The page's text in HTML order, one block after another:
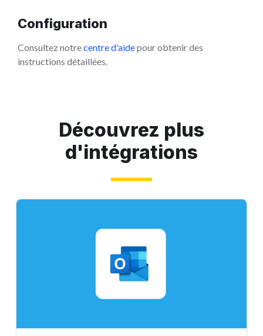
Configuration
Consultez notrecentre d'aidepour obtenir des
instructions détaillées.
Découvrez plus
d'intégrations